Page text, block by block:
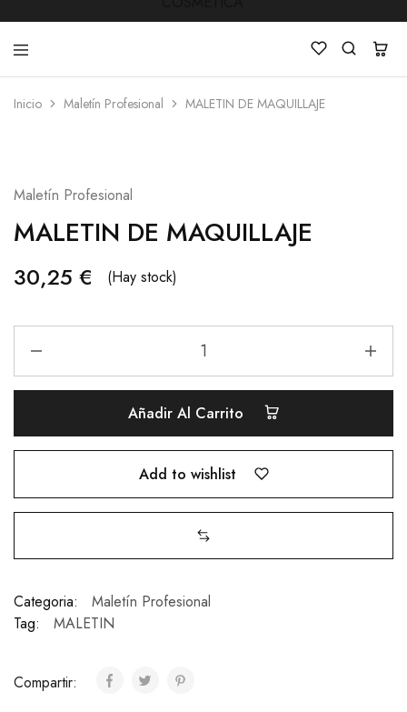
,Peluquería
Mobiliarios
,
Estética
Inicio Maletín Profesional MALETIN DE MAQUILLAJE
Maletín Profesional
MALETIN DE MAQUILLAJE
30,25 € (Hay stock)
Añadir Al Carrito
Add to wishlist
Categoria:
Maletín Profesional
Tag:
MALETIN
Compartir: